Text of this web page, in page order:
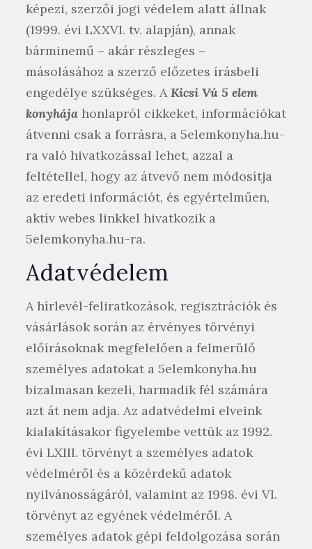
képezi, szerzői jogi védelem alatt állnak
(1999. évi LXXVI. tv. alapján), annak
bárminemű – akár részleges –
másolásához a szerző előzetes írásbeli
engedélye szükséges. AKicsi Vú 5 elem
konyhájahonlapról cikkeket, információkat
átvenni csak a forrásra, a 5elemkonyha.hu-
ra való hivatkozással lehet, azzal a
feltétellel, hogy az átvevő nem módosítja
az eredeti információt, és egyértelműen,
aktív webes linkkel hivatkozik a
5elemkonyha.hu-ra.
Adatvédelem
A hírlevél-feliratkozások, regisztrációk és
vásárlások során az érvényes törvényi
előírásoknak megfelelően a felmerülő
személyes adatokat a 5elemkonyha.hu
bizalmasan kezeli, harmadik fél számára
azt át nem adja. Az adatvédelmi elveink
kialakításakor figyelembe vettük az 1992.
évi LXIII. törvényt a személyes adatok
védelméről és a közérdekű adatok
nyilvánosságáról, valamint az 1998. évi VI.
törvényt az egyének védelméről. A
személyes adatok gépi feldolgozása során